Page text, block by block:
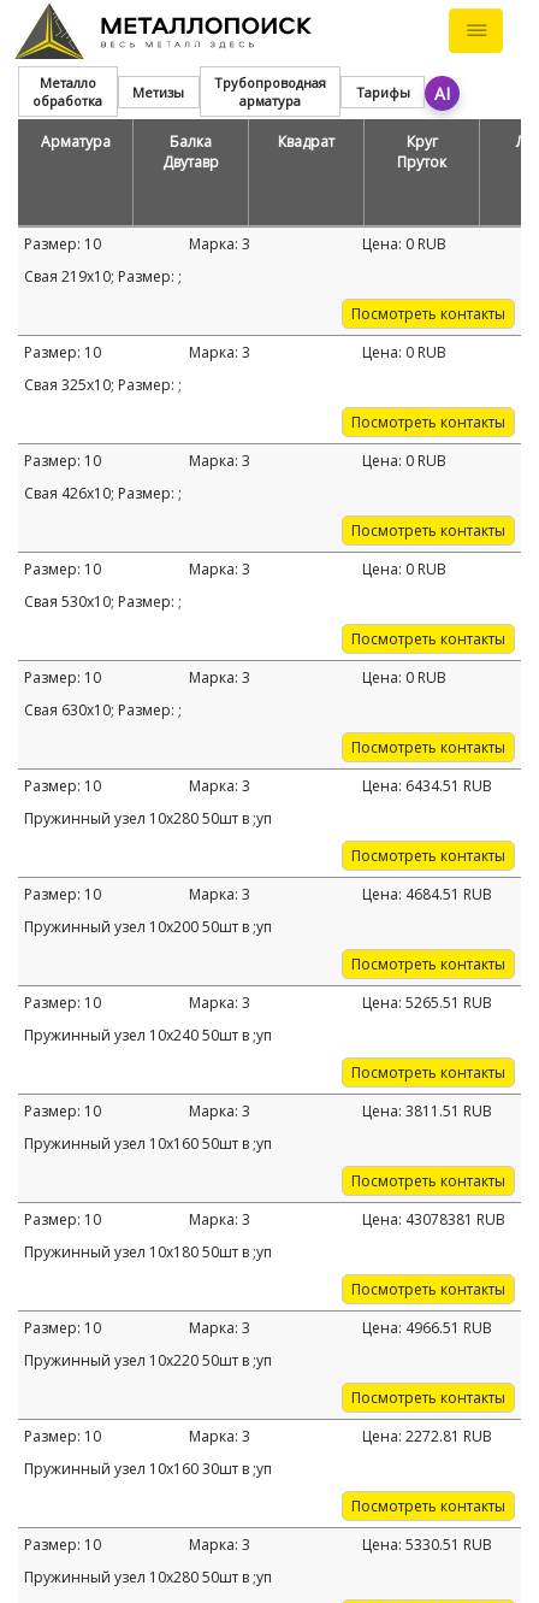
Металло
обработка
Метизы
Трубопроводная
арматура
Тарифы AI
Арматура
Балка
Двутавр
Квадрат
Круг
Пруток
Размер: 10 Марка: 3 Цена: 0 RUB
Свая 219х10; Размер: ;
Посмотреть контакты
Размер: 10 Марка: 3 Цена: 0 RUB
Свая 325х10; Размер: ;
Посмотреть контакты
Размер: 10 Марка: 3 Цена: 0 RUB
Свая 426х10; Размер: ;
Посмотреть контакты
Размер: 10 Марка: 3 Цена: 0 RUB
Свая 530х10; Размер: ;
Посмотреть контакты
Размер: 10 Марка: 3 Цена: 0 RUB
Свая 630х10; Размер: ;
Посмотреть контакты
Размер: 10 Марка: 3 Цена: 6434.51 RUB
Пружинный узел 10х280 50шт в ;уп
Посмотреть контакты
Размер: 10 Марка: 3 Цена: 4684.51 RUB
Пружинный узел 10х200 50шт в ;уп
Посмотреть контакты
Размер: 10 Марка: 3 Цена: 5265.51 RUB
Пружинный узел 10х240 50шт в ;уп
Посмотреть контакты
Размер: 10 Марка: 3 Цена: 3811.51 RUB
Пружинный узел 10х160 50шт в ;уп
Посмотреть контакты
Размер: 10 Марка: 3 Цена: 43078381 RUB
Пружинный узел 10х180 50шт в ;уп
Посмотреть контакты
Размер: 10 Марка: 3 Цена: 4966.51 RUB
Пружинный узел 10х220 50шт в ;уп
Посмотреть контакты
Размер: 10 Марка: 3 Цена: 2272.81 RUB
Пружинный узел 10х160 30шт в ;уп
Посмотреть контакты
Размер: 10 Марка: 3 Цена: 5330.51 RUB
Пружинный узел 10х280 50шт в ;уп